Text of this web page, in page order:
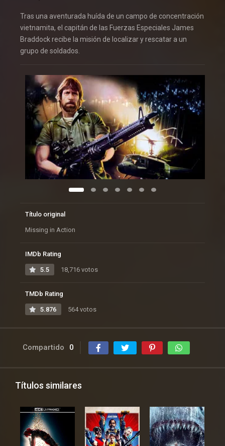
Tras una aventurada huída de un campo de concentración
vietnamita, el capitán de las Fuerzas Especiales James
Braddock recibe la misión de localizar y rescatar a un
grupo de soldados.
Título original
Missing in Action
IMDb Rating
5.5 18,716 votos
TMDb Rating
5.876 564 votos
Compartido 0
Títulos similares